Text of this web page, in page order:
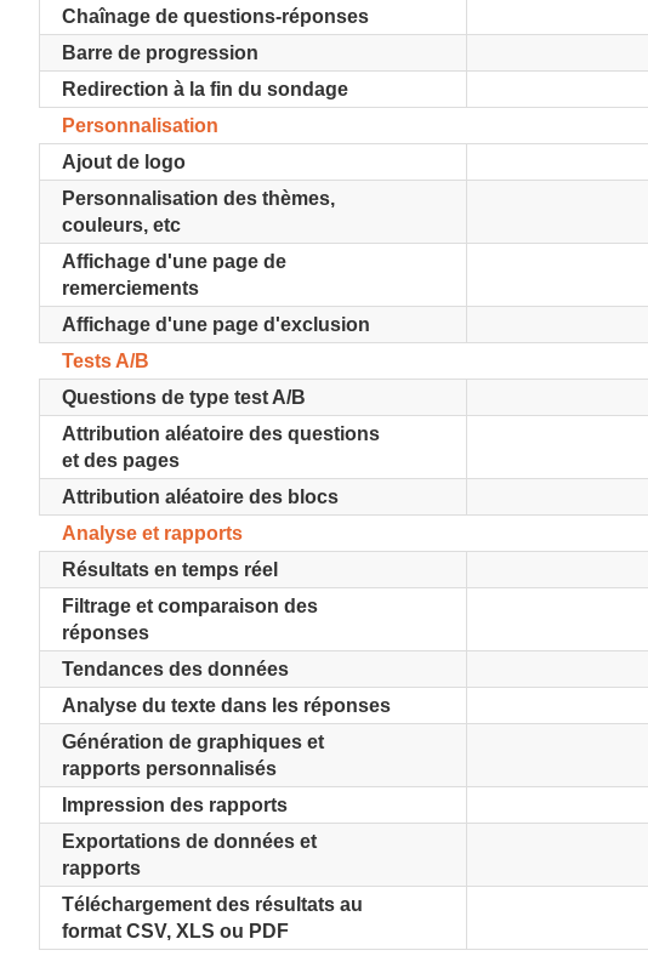
Chaînage de questions-réponses
Barre de progression
Redirection à la fin du sondage
Personnalisation
Ajout de logo
Personnalisation des thèmes,
couleurs, etc
Affichage d'une page de
remerciements
Affichage d'une page d'exclusion
Tests A/B
Questions de type test A/B
Attribution aléatoire des questions
et des pages
Attribution aléatoire des blocs
Analyse et rapports
Résultats en temps réel
Filtrage et comparaison des
réponses
Tendances des données
Analyse du texte dans les réponses
Génération de graphiques et
rapports personnalisés
Impression des rapports
Exportations de données et
rapports
Téléchargement des résultats au
format CSV, XLS ou PDF